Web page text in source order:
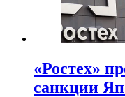
«Ростех»
санкции